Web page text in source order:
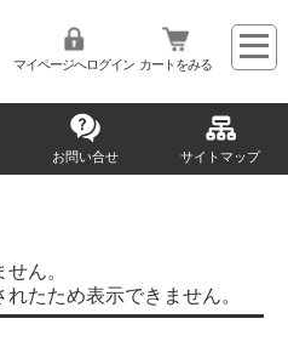
マイページへログイン カートをみる
お問い合せ サイトマップ
ん。
たため表示できません。